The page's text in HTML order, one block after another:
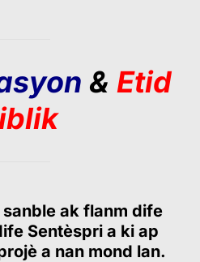
& Etid
ak flanm dife
Sentèspri a ki ap
a nan mond lan.